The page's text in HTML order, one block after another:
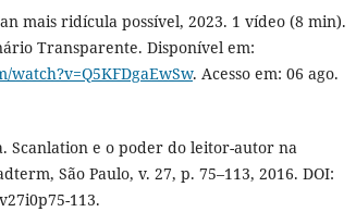
mais ridícula possível, 2023. 1 vídeo (8 min).
Transparente. Disponível em:
. Acesso em: 06 ago.
Scanlation e o poder do leitor-autor na
São Paulo, v. 27, p. 75–113, 2016. DOI:
113.